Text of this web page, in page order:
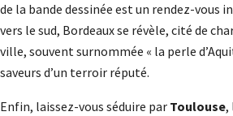
de la bande dessinée est un rendez-vous
vers le sud, Bordeaux se révèle, cité de
ville, souvent surnommée « la perle
saveurs d’un terroir réputé.
Enfin, laissez-vous séduire par Toulouse,